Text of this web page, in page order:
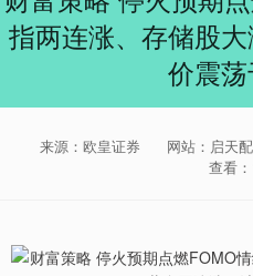
指两连涨、存储股
价震
来源：欧皇证券 网站：启天
查看